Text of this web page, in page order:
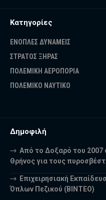
Κατηγορίες
ΕΝΟΠΛΕΣ ΔΥΝΑΜΕΙΣ
ΣΤΡΑΤΟΣ ΞΗΡΑΣ
ΠΟΛΕΜΙΚΗ ΑΕΡΟΠΟΡΙΑ
ΠΟΛΕΜΙΚΟ ΝΑΥΤΙΚΟ
Δημοφιλή
Από το Δοξαρό του 2007
Θρήνος για τους
Επιχειρησιακή
Όπλων Πεζικού (ΒΙΝΤΕΟ)